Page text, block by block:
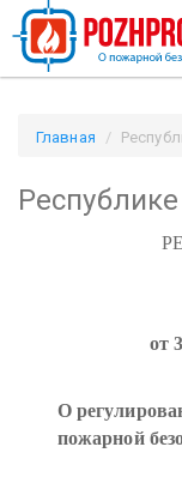
Главная
от
О
пожарной